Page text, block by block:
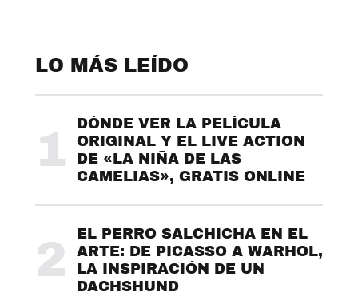
LO MÁS LEÍDO
1
DÓNDE VER LA PELÍCULA
ORIGINAL Y EL LIVE ACTION
DE «LA NIÑA DE LAS
CAMELIAS», GRATIS ONLINE
2
EL PERRO SALCHICHA EN EL
ARTE: DE PICASSO A WARHOL,
LA INSPIRACIÓN DE UN
DACHSHUND